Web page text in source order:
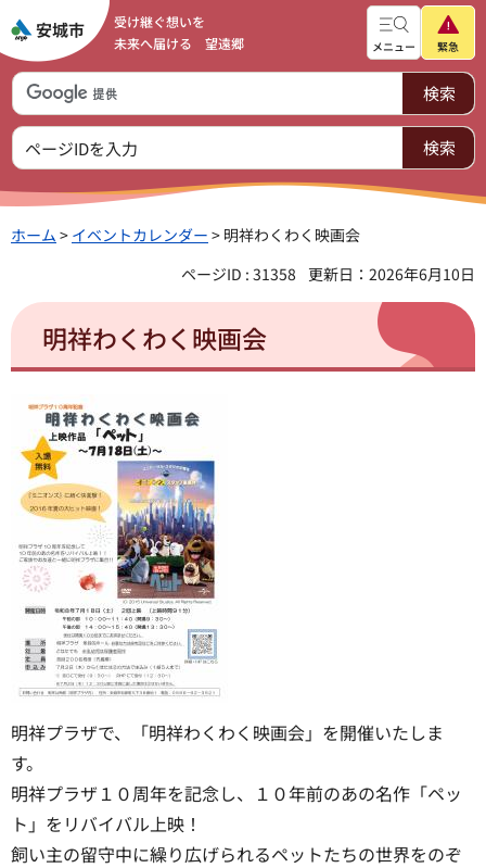
受け継ぐ想いを
未来へ届ける 望遠郷
メニュー 緊急
ホーム > イベントカレンダー > 明祥わくわく映画会
ページID : 31358
更新日：2026年6月10日
明祥わくわく映画会
明祥プラザで、「明祥わくわく映画会」を開催いたしま
す。
明祥プラザ１０周年を記念し、１０年前のあの名作「ペッ
ト」をリバイバル上映！
飼い主の留守中に繰り広げられるペットたちの世界をのぞ